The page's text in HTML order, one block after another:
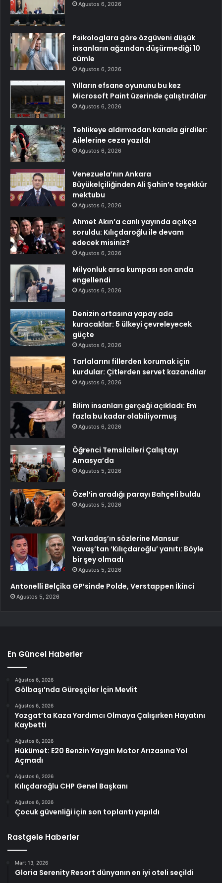
Ağustos 6, 2026
Psikologlara göre özgüveni düşük
insanların ağzından düşürmediği 10
cümle
Ağustos 6, 2026
Yılların efsane oyununu bu kez
Microsoft Paint üzerinde çalıştırdılar
Ağustos 6, 2026
Tehlikeye aldırmadan kanala girdiler:
Ailelerine ceza yazıldı
Ağustos 6, 2026
Venezuela’nın Ankara
Büyükelçiliğinden Ali Şahin’e teşekkür
mektubu
Ağustos 6, 2026
Ahmet Akın’a canlı yayında açıkça
soruldu: Kılıçdaroğlu ile devam
edecek misiniz?
Ağustos 6, 2026
Milyonluk arsa kumpası son anda
engellendi
Ağustos 6, 2026
Denizin ortasına yapay ada
kuracaklar: 5 ülkeyi çevreleyecek
güçte
Ağustos 6, 2026
Tarlalarını fillerden korumak için
kurdular: Çitlerden servet kazandılar
Ağustos 6, 2026
Bilim insanları gerçeği açıkladı: Em
fazla bu kadar olabiliyormuş
Ağustos 6, 2026
Öğrenci Temsilcileri Çalıştayı
Amasya’da
Ağustos 5, 2026
Özel’in aradığı parayı Bahçeli buldu
Ağustos 5, 2026
Yarkadaş’ın sözlerine Mansur
Yavaş’tan ‘Kılıçdaroğlu’ yanıtı: Böyle
bir şey olmadı
Ağustos 5, 2026
Antonelli Belçika GP’sinde Polde, Verstappen İkinci
Ağustos 5, 2026
En Güncel Haberler
Ağustos 6, 2026
Gölbaşı’nda Güreşçiler İçin Mevlit
Ağustos 6, 2026
Yozgat’ta Kaza Yardımcı Olmaya Çalışırken Hayatını
Kaybetti
Ağustos 6, 2026
Hükümet: E20 Benzin Yaygın Motor Arızasına Yol
Açmadı
Ağustos 6, 2026
Kılıçdaroğlu CHP Genel Başkanı
Ağustos 6, 2026
Çocuk güvenliği için son toplantı yapıldı
Rastgele Haberler
Mart 13, 2026
Gloria Serenity Resort dünyanın en iyi oteli seçildi